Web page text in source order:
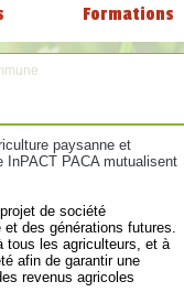
Formations
paysanne et
InPACT PACA mutualisent
de société
des générations futures.
tous les agriculteurs, et à
afin de garantir une
revenus agricoles